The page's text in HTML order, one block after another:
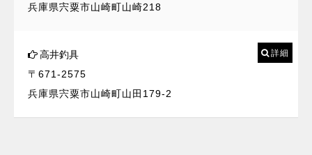
兵庫県宍粟市山崎町山崎218
高井釣具
〒671-2575
兵庫県宍粟市山崎町山田179-2
詳細